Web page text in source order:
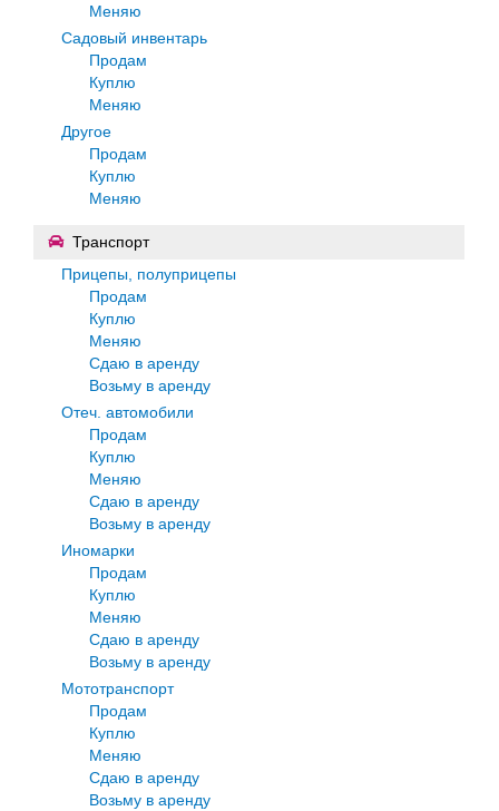
Меняю
Садовый инвентарь
Продам
Куплю
Меняю
Другое
Продам
Куплю
Меняю
Транспорт
Прицепы, полуприцепы
Продам
Куплю
Меняю
Сдаю в аренду
Возьму в аренду
Отеч. автомобили
Продам
Куплю
Меняю
Сдаю в аренду
Возьму в аренду
Иномарки
Продам
Куплю
Меняю
Сдаю в аренду
Возьму в аренду
Мототранспорт
Продам
Куплю
Меняю
Сдаю в аренду
Возьму в аренду